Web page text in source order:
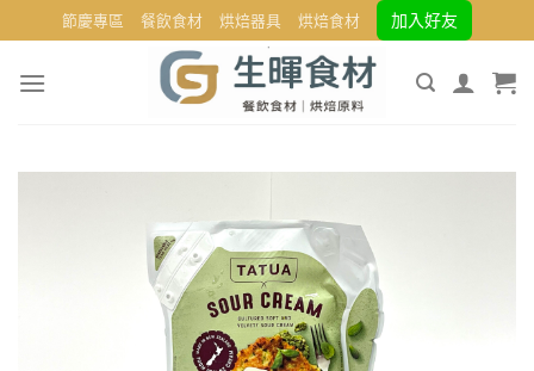
to
content
節慶專區 餐飲食材 烘焙器具 烘焙食材 加入好友